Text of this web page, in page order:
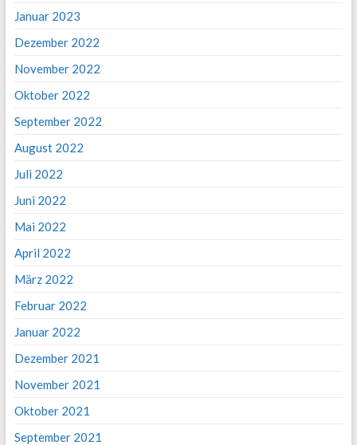
Januar 2023
Dezember 2022
November 2022
Oktober 2022
September 2022
August 2022
Juli 2022
Juni 2022
Mai 2022
April 2022
März 2022
Februar 2022
Januar 2022
Dezember 2021
November 2021
Oktober 2021
September 2021